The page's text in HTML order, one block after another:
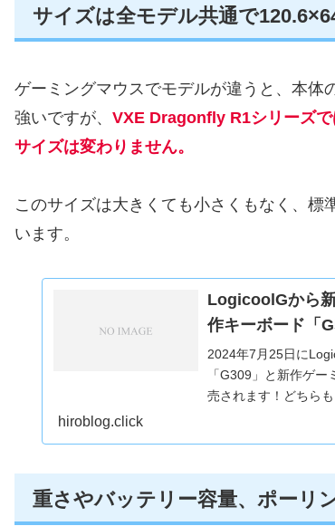
サイズは全モデル共通で
ゲーミングマウスでモデルが違うと、本体
強いですが、 VXE Dragonfly R1シリーズ
サイズは変わりません。
このサイズは大きくても小さくもなく、標
います。
LogicoolGから
作キーボード「
2024年7月25日に
「G309」と新作ゲ
売されます！どちら
シンプルな見た目で
hiroblog.click
重さやバッテリー容量、ポーリ